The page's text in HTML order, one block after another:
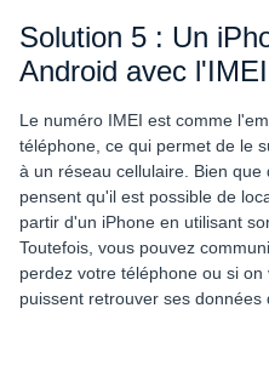
Solution 5 : Un
Android avec
Le numéro IMEI est comme
téléphone, ce qui permet de le
à un réseau cellulaire. Bien
pensent qu'il est possible de
partir d'un iPhone en utilisant
Toutefois, vous pouvez
perdez votre téléphone ou si
puissent retrouver ses données